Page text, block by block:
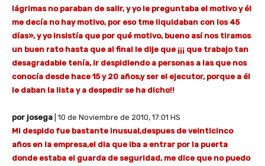
lágrimas no paraban de salir, y yo le preguntaba el motivo y él
me decía no hay motivo, por eso tme liquidaban con los 45
días», y yo insistía que por qué motivo, bueno así nos tiramos
un buen rato hasta que al final le dije que ¡¡¡ que trabajo tan
desagradable tenía, ir despidiendo a personas a las que nos
conocía desde hace 15 y 20 años,y ser el ejecutor, porque a él
le daban la lista y a despedir se ha dicho!!
por josega | 10 de Noviembre de 2010, 17:01 HS
Mi despido fue bastante inusual,despues de veinticinco
años en la empresa,el dia que iba a entrar por la puerta
donde estaba el guarda de seguridad, me dice que no puedo